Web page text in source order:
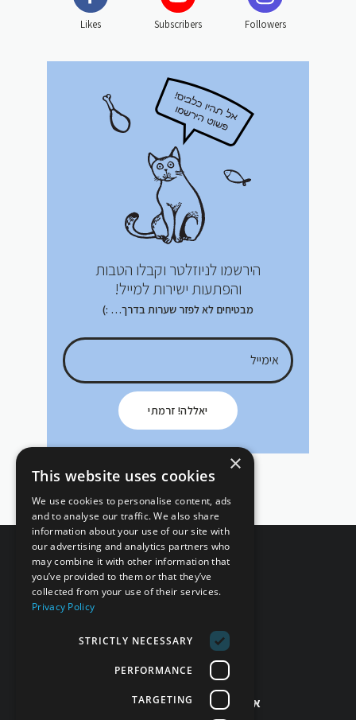
Followers
Subscribers
Likes
הירשמו לניוזלטר וקבלו הטבות
והפתעות ישירות למייל!
מבטיחים לא לפזר שערות בדרך… :)
יאללה! זרמתי
מחזירים אהבה!
זמינים לשירותך!
אפשר גם בטלפון 077-998-5397
×
This website uses cookies
We use cookies to personalise content, ads
and to analyse our traffic. We also share
information about your use of our site with
our advertising and analytics partners who
may combine it with other information that
you’ve provided to them or that they’ve
collected from your use of their services.
Privacy Policy
STRICTLY NECESSARY
PERFORMANCE
TARGETING